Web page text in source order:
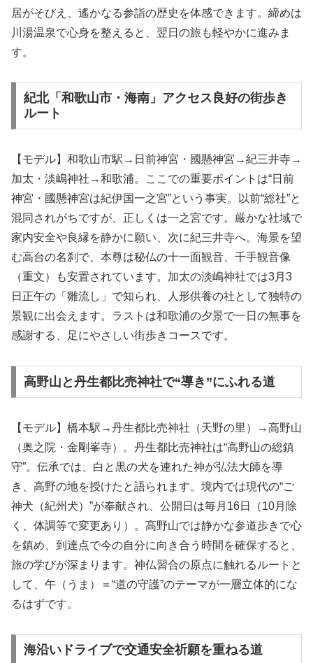
居がそびえ、遙かなる参詣の歴史を体感できます。締めは
川湯温泉で心身を整えると、翌日の旅も軽やかに進みま
す。
紀北「和歌山市・海南」アクセス良好の街歩き
ルート
【モデル】和歌山市駅→日前神宮・國懸神宮→紀三井寺→
加太・淡嶋神社→和歌浦。ここでの重要ポイントは“日前
神宮・國懸神宮は紀伊国一之宮”という事実。以前“総社”と
混同されがちですが、正しくは一之宮です。厳かな社域で
家内安全や良縁を静かに願い、次に紀三井寺へ。海景を望
む高台の名刹で、本尊は秘仏の十一面観音、千手観音像
（重文）も安置されています。加太の淡嶋神社では3月3
日正午の「雛流し」で知られ、人形供養の社として独特の
景観に出会えます。ラストは和歌浦の夕景で一日の無事を
感謝する、足にやさしい街歩きコースです。
高野山と丹生都比売神社で“導き”にふれる道
【モデル】橋本駅→丹生都比売神社（天野の里）→高野山
（奥之院・金剛峯寺）。丹生都比売神社は“高野山の総鎮
守”。伝承では、白と黒の犬を連れた神が弘法大師を導
き、高野の地を授けたと語られます。境内では現代の“ご
神犬（紀州犬）”が奉献され、公開日は毎月16日（10月除
く、体調等で変更あり）。高野山では静かな参道歩きで心
を鎮め、到達点で今の自分に向き合う時間を確保すると、
旅の学びが深まります。神仏習合の原点に触れるルートと
して、午（うま）＝“道の守護”のテーマが一層立体的にな
るはずです。
海沿いドライブで交通安全祈願を重ねる道